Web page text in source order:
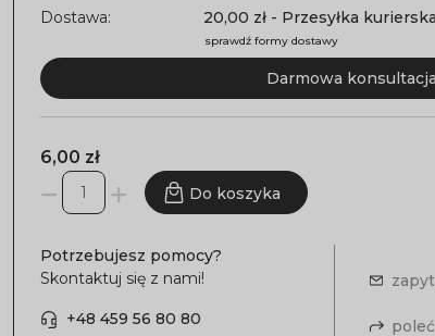
Dostawa:
20,00 zł - Przesyłka kurierska
sprawdź formy dostawy
Darmowa konsultacja
6,00 zł
Do koszyka
Potrzebujesz pomocy?
Skontaktuj się z nami!
+48 459 56 80 80